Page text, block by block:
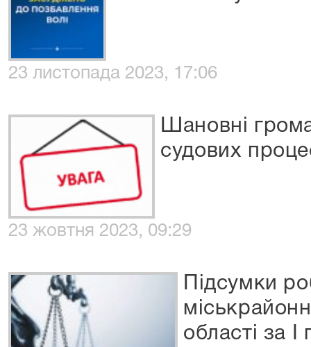
23 листопада 2023, 17:06
Шановні
судових
23 жовтня 2023, 09:29
Підсумки
області за І